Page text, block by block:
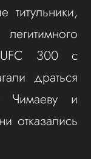
титульники,
UFC 300 с
драться
Чимаеву и
отказались